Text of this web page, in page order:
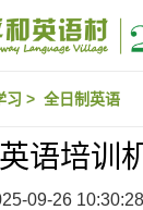
习 > 全日制英语
语培训
09-26